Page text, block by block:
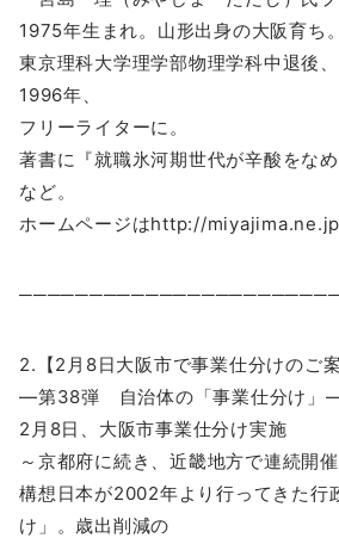
1975年生まれ。山形出身の大阪育ち
東京理科大学理学部物理学科中退後
1996年、
フリーライターに。
著書に『就職氷河期世代が辛酸をなめ
など。
ホームページはhttp://
2.【2月8日大阪市で事業仕分けのご案
―第38弾 自治体の「事業仕分け」
2月8日、大阪市事業仕分け実施
～京都府に続き、近畿地方で連続開催
構想日本が2002年より行ってきた行
け」。歳出削減の